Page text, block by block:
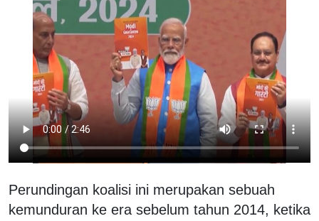
Perundingan koalisi ini merupakan sebuah
kemunduran ke era sebelum tahun 2014, ketika